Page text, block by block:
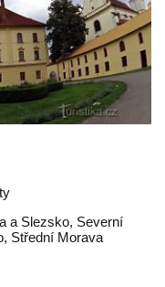
a Slezsko, Severní
, Střední Morava